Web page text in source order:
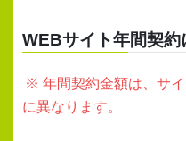
WEBサイト年間契約
※ 年間契約金額は、サ
に異なります。